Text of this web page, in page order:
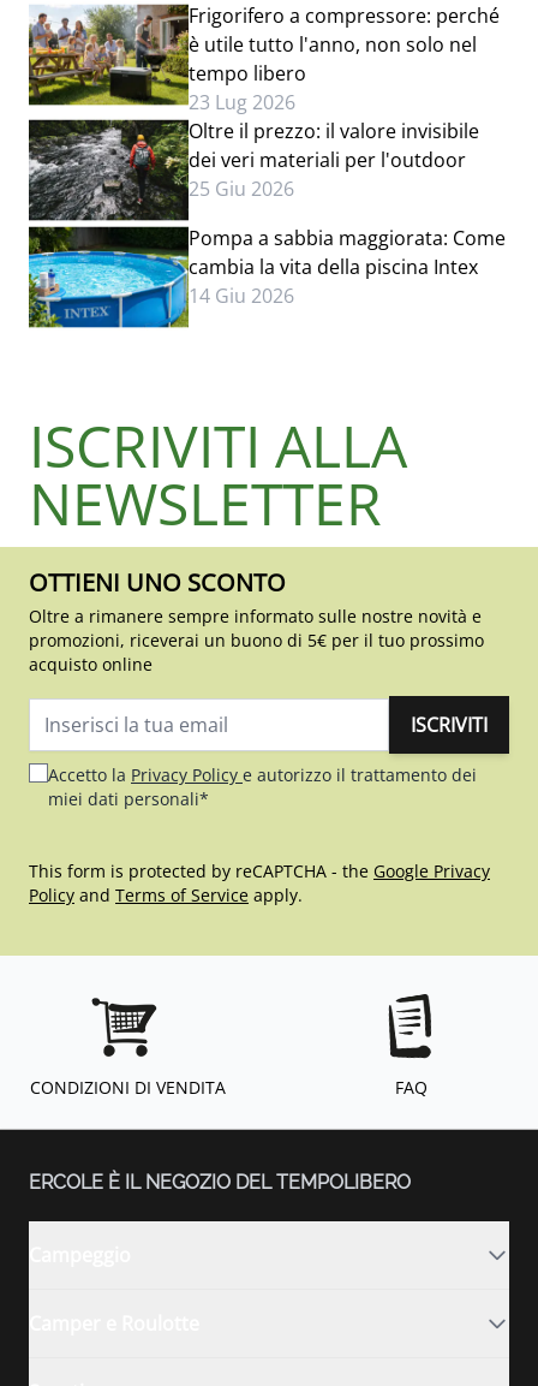
Frigorifero a compressore: perché
è utile tutto l'anno, non solo nel
tempo libero
23 Lug 2026
Oltre il prezzo: il valore invisibile
dei veri materiali per l'outdoor
25 Giu 2026
Pompa a sabbia maggiorata: Come
cambia la vita della piscina Intex
14 Giu 2026
ISCRIVITI ALLA
NEWSLETTER
OTTIENI UNO SCONTO
Oltre a rimanere sempre informato sulle nostre novità e
promozioni, riceverai un buono di 5€ per il tuo prossimo
acquisto online
ISCRIVITI
Accetto la Privacy Policy e autorizzo il trattamento dei
miei dati personali*
This form is protected by reCAPTCHA - the Google Privacy
Policy and Terms of Service apply.
CONDIZIONI DI VENDITA FAQ
ERCOLE È IL NEGOZIO DEL TEMPOLIBERO